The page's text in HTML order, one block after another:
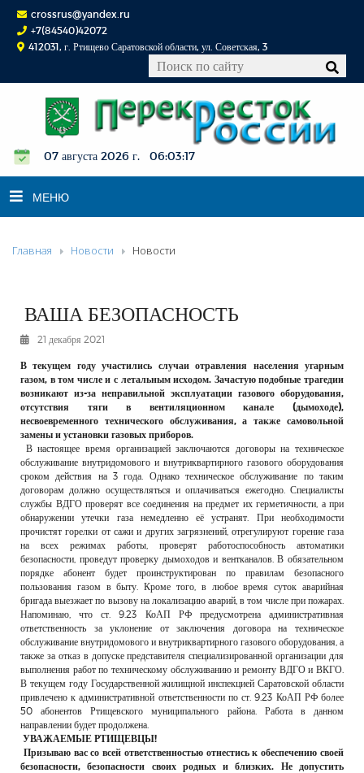
crossrus@yandex.ru
+7(84540)42072
412031, г. Ртищево Саратовской области, ул. Советская, 3
07 августа 2026 г. 06:03:18
МЕНЮ
НОВОСТИ
К СВЕДЕНИЮ
РЕКЛАМОДАТЕЛЯМ
ОБЪЯВЛЕНИЯ
КОНТАКТЫ
Главная Новости Новости
ВАША БЕЗОПАСНОСТЬ
21 декабря 2021
В текущем году участились случаи отравления населения угарным
газом, в том числе и с летальным исходом. Зачастую подобные трагедии
возникают из-за неправильной эксплуатации газового оборудования,
отсутствия тяги в вентиляционном канале (дымоходе),
несвоевременного технического обслуживания, а также самовольной
замены и установки газовых приборов.
В настоящее время организацией заключаются договоры на техническое
обслуживание внутридомового и внутриквартирного газового оборудования
сроком действия на 3 года. Однако техническое обслуживание по таким
договорам должно осуществляться и оплачиваться ежегодно. Специалисты
службы ВДГО проверят все соединения на предмет их герметичности, а при
обнаружении утечки газа немедленно её устранят. При необходимости
прочистят горелки от сажи и других загрязнений, отрегулируют горение газа
на всех режимах работы, проверят работоспособность автоматики
безопасности, проведут проверку дымоходов и вентканалов. В обязательном
порядке абонент будет проинструктирован по правилам безопасного
пользования газом в быту. Кроме того, в любое время суток аварийная
бригада выезжает по вызову на локализацию аварий, в том числе при пожарах.
Напоминаю, что ст. 9.23 КоАП РФ предусмотрена административная
ответственность за уклонение от заключения договора на техническое
обслуживание внутридомового и внутриквартирного газового оборудования, а
также за отказ в допуске представителя специализированной организации для
выполнения работ по техническому обслуживанию и ремонту ВДГО и ВКГО.
В текущем году Государственной жилищной инспекцией Саратовской области
привлечено к административной ответственности по ст. 9.23 КоАП РФ более
50 абонентов Ртищевского муниципального района. Работа в данном
направлении будет продолжена.
УВАЖАЕМЫЕ РТИЩЕВЦЫ!
Призываю вас со всей ответственностью отнестись к обеспечению своей
безопасности, безопасности своих родных и близких. Не допустить